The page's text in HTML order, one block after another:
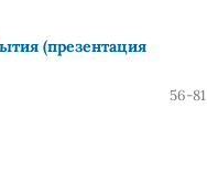
(презентация
56-81